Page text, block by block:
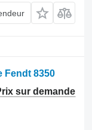
8350
sur demande